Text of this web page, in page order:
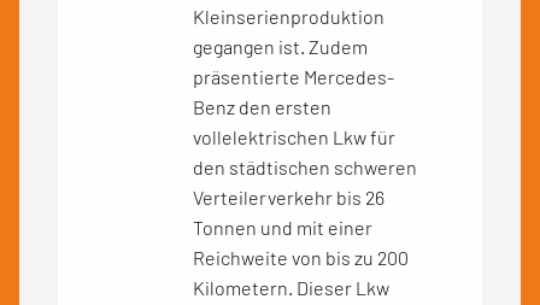
Kleinserienproduktion
gegangen ist. Zudem
präsentierte Mercedes-
Benz den ersten
vollelektrischen Lkw für
den städtischen schweren
Verteilerverkehr bis 26
Tonnen und mit einer
Reichweite von bis zu 200
Kilometern. Dieser Lkw